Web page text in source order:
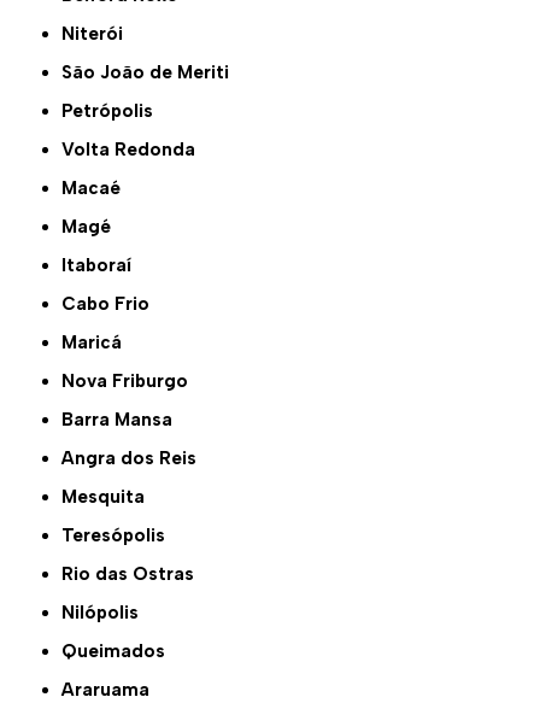
Niterói
São João de Meriti
Petrópolis
Volta Redonda
Macaé
Magé
Itaboraí
Cabo Frio
Maricá
Nova Friburgo
Barra Mansa
Angra dos Reis
Mesquita
Teresópolis
Rio das Ostras
Nilópolis
Queimados
Araruama